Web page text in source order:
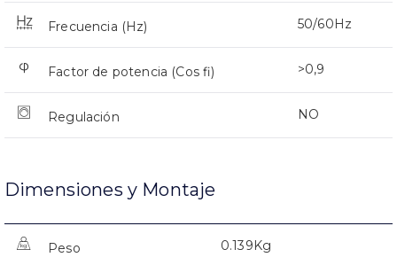
Frecuencia (Hz) 50/60Hz
Factor de potencia (Cos fi) >0,9
Regulación NO
Dimensiones y Montaje
Peso 0.139Kg